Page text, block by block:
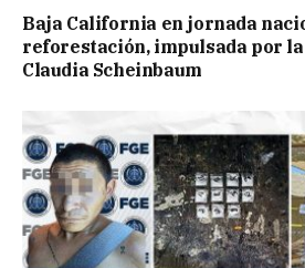
Baja California en jornada
reforestación, impulsada por
Claudia Scheinbaum